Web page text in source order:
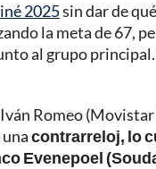
2025sin dar de
la meta de 67,
al grupo
Romeo
contrarreloj, lo
Evenepoel